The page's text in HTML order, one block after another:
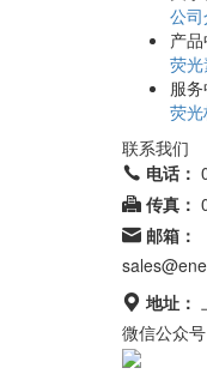
公
产
荧
服
荧
联系我们
电话：
传真：
邮箱：
地址：
微信公众号